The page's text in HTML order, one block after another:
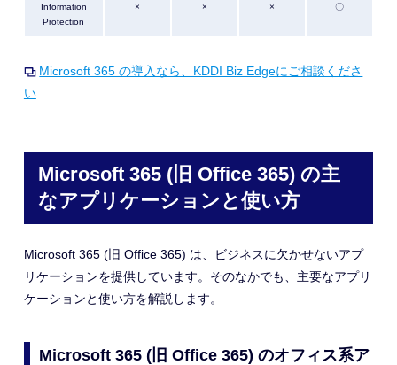
Information
Protection
× × × 〇
Microsoft 365 の導入なら、KDDI Biz Edgeにご相談くださ
い
Microsoft 365 (旧 Office 365) の主
なアプリケーションと使い方
Microsoft 365 (旧 Office 365) は、ビジネスに欠かせないアプ
リケーションを提供しています。そのなかでも、主要なアプリ
ケーションと使い方を解説します。
Microsoft 365 (旧 Office 365) のオフィス系ア